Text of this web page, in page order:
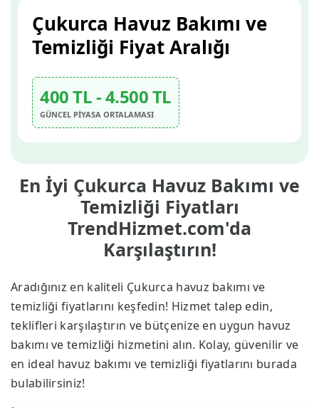
En İyi Çukurca Havuz Bakımı ve
Temizliği Fiyatları
TrendHizmet.com'da
Karşılaştırın!
Aradığınız en kaliteli Çukurca havuz bakımı ve
temizliği fiyatlarını keşfedin! Hizmet talep edin,
teklifleri karşılaştırın ve bütçenize en uygun havuz
bakımı ve temizliği hizmetini alın. Kolay, güvenilir ve
en ideal havuz bakımı ve temizliği fiyatlarını burada
bulabilirsiniz!
Çukurca Havuz Bakımı ve
Temizliği Fiyat Aralığı
400 TL - 4.500 TL
GÜNCEL PİYASA ORTALAMASI